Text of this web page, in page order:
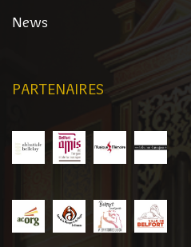
News
PARTENAIRES